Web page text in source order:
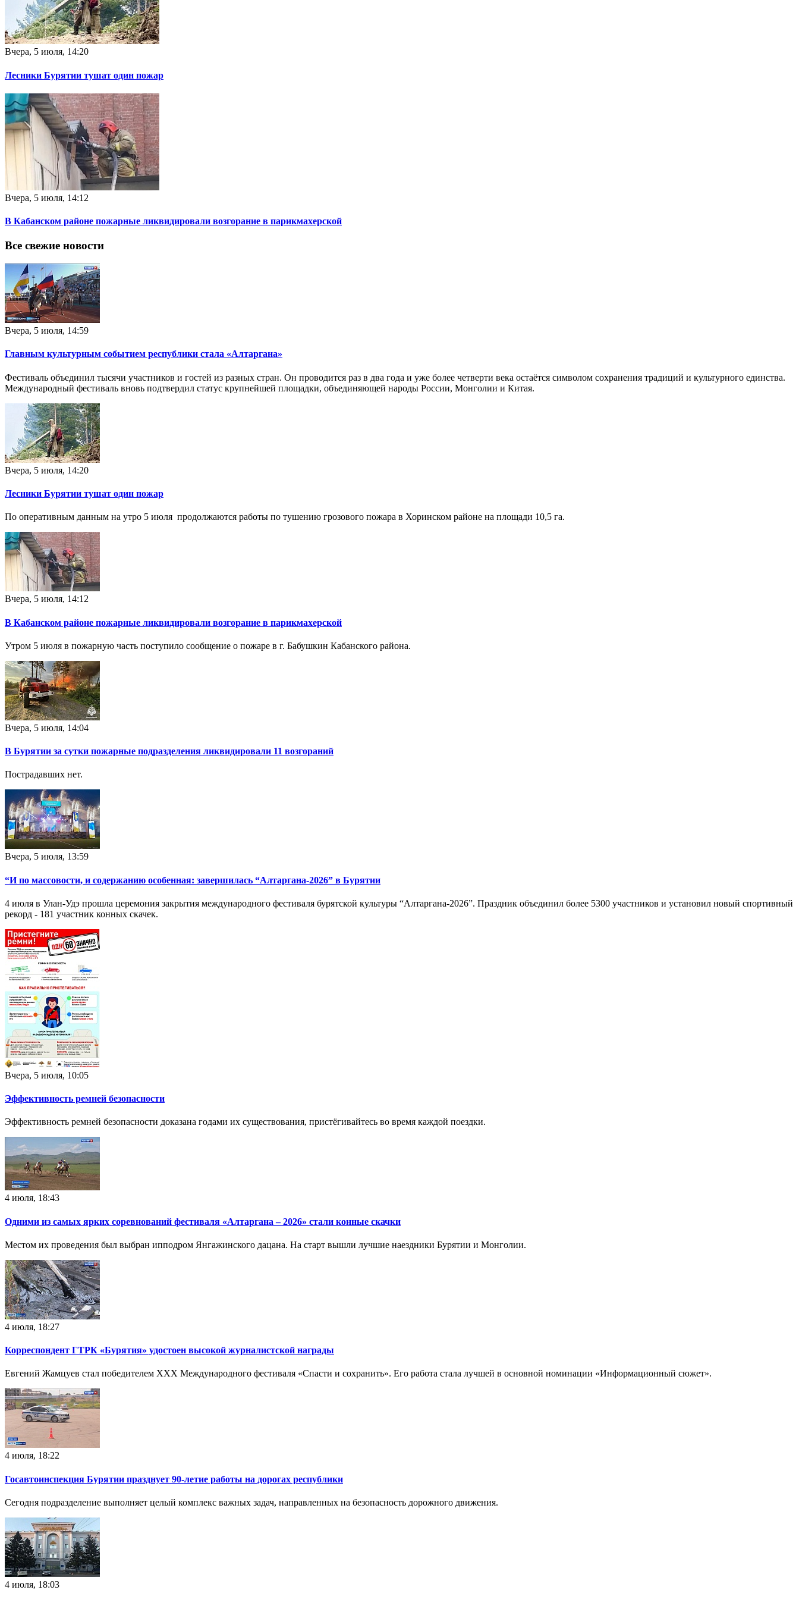
Вчера, 5 июля, 14:20
Лесники Бурятии тушат один пожар
Вчера, 5 июля, 14:12
В Кабанском районе пожарные ликвидировали возгорание в парикмахерской
Все свежие новости
Вчера, 5 июля, 14:59
Главным культурным событием республики стала «Алтаргана»
Фестиваль объединил тысячи участников и гостей из разных стран. Он проводится раз в два года и уже более четверти века остаётся символом сохранения традиций и культурного единства.
Международный фестиваль вновь подтвердил статус крупнейшей площадки, объединяющей народы России, Монголии и Китая.
Вчера, 5 июля, 14:20
Лесники Бурятии тушат один пожар
По оперативным данным на утро 5 июля продолжаются работы по тушению грозового пожара в Хоринском районе на площади 10,5 га.
Вчера, 5 июля, 14:12
В Кабанском районе пожарные ликвидировали возгорание в парикмахерской
Утром 5 июля в пожарную часть поступило сообщение о пожаре в г. Бабушкин Кабанского района.
Вчера, 5 июля, 14:04
В Бурятии за сутки пожарные подразделения ликвидировали 11 возгораний
Пострадавших нет.
Вчера, 5 июля, 13:59
“И по массовости, и содержанию особенная: завершилась “Алтаргана-2026” в Бурятии
4 июля в Улан-Удэ прошла церемония закрытия международного фестиваля бурятской культуры “Алтаргана-2026”. Праздник объединил более 5300 участников и установил новый спортивный
рекорд - 181 участник конных скачек.
Вчера, 5 июля, 10:05
Эффективность ремней безопасности
Эффективность ремней безопасности доказана годами их существования, пристёгивайтесь во время каждой поездки.
4 июля, 18:43
Одними из самых ярких соревнований фестиваля «Алтаргана – 2026» стали конные скачки
Местом их проведения был выбран ипподром Янгажинского дацана. На старт вышли лучшие наездники Бурятии и Монголии.
4 июля, 18:27
Корреспондент ГТРК «Бурятия» удостоен высокой журналистской награды
Евгений Жамцуев стал победителем XXX Международного фестиваля «Спасти и сохранить». Его работа стала лучшей в основной номинации «Информационный сюжет».
4 июля, 18:22
Госавтоинспекция Бурятии празднует 90-летие работы на дорогах республики
Сегодня подразделение выполняет целый комплекс важных задач, направленных на безопасность дорожного движения.
4 июля, 18:03